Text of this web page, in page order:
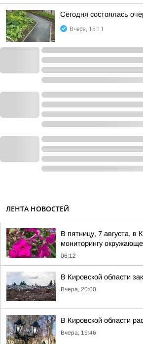
Сегодня состоялась
Вчера, 15:11
ЛЕНТА НОВОСТЕЙ
В пятницу, 7 августа, в
мониторингу
06:12
В Кировской области
Вчера, 20:00
В Кировской области
Вчера, 19:46